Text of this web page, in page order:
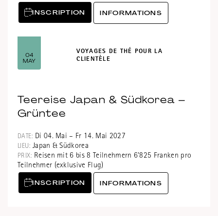
INSCRIPTION INFORMATIONS
04
MAY
VOYAGES DE THÉ POUR LA
CLIENTÈLE
Teereise Japan & Südkorea –
Grüntee
DATE: Di 04. Mai – Fr 14. Mai 2027
LIEU: Japan & Südkorea
PRIX: Reisen mit 6 bis 8 Teilnehmern 6'825 Franken pro
Teilnehmer (exklusive Flug)
INSCRIPTION INFORMATIONS